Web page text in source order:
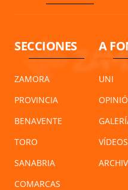
SECCIONES
ZAMORA
PROVINCIA
BENAVENTE
TORO
SANABRIA
COMARCAS
A
UNI
VÍDEOS